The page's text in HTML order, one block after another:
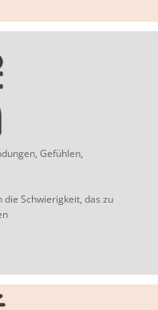
Gefühlen,
Schwierigkeit, das zu